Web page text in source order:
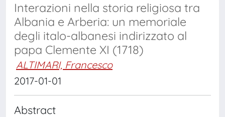
Interazioni nella storia religiosa tra
Albania e Arberia: un memoriale
degli italo-albanesi indirizzato al
papa Clemente XI (1718)
ALTIMARI, Francesco
2017-01-01
Abstract